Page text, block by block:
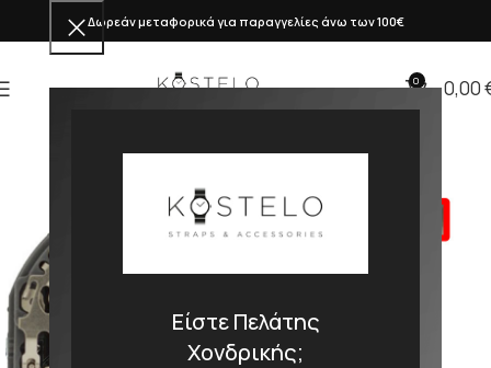
Είστε Πελάτης
Χονδρικής;
Δωρεάν μεταφορικά για παραγγελίες άνω των 100€
0 0,00